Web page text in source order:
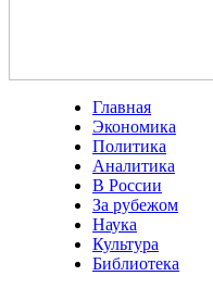
Главная
Экономика
Политика
Аналитика
В России
За рубежом
Наука
Культура
Библиотека